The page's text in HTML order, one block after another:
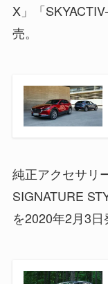
X」「
売。
純正アクセサリ
SIGNATURE
を2020年2月3日